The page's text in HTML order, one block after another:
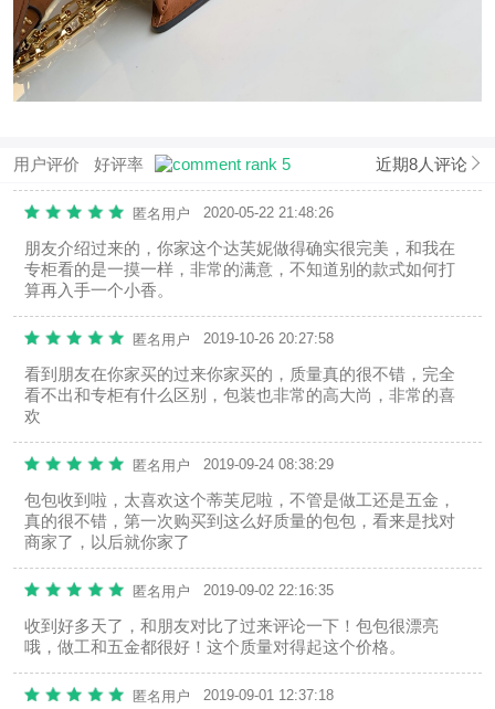
用户评价 好评率 近期8人评论
匿名用户 2020-05-22 21:48:26
朋友介绍过来的，你家这个达芙妮做得确实很完美，和我在
专柜看的是一摸一样，非常的满意，不知道别的款式如何打
算再入手一个小香。
匿名用户 2019-10-26 20:27:58
看到朋友在你家买的过来你家买的，质量真的很不错，完全
看不出和专柜有什么区别，包装也非常的高大尚，非常的喜
欢
匿名用户 2019-09-24 08:38:29
包包收到啦，太喜欢这个蒂芙尼啦，不管是做工还是五金，
真的很不错，第一次购买到这么好质量的包包，看来是找对
商家了，以后就你家了
匿名用户 2019-09-02 22:16:35
收到好多天了，和朋友对比了过来评论一下！包包很漂亮
哦，做工和五金都很好！这个质量对得起这个价格。
匿名用户 2019-09-01 12:37:18